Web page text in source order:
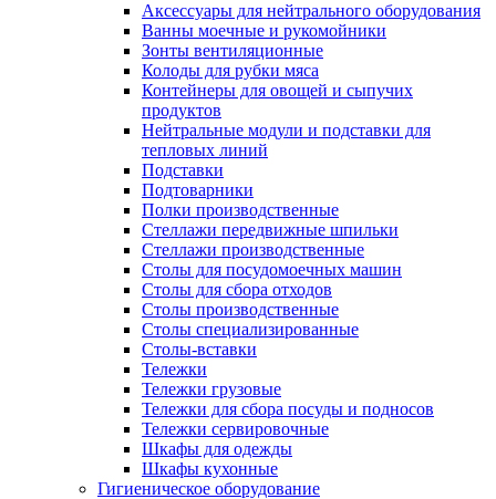
Аксессуары для нейтрального оборудования
Ванны моечные и рукомойники
Зонты вентиляционные
Колоды для рубки мяса
Контейнеры для овощей и сыпучих
продуктов
Нейтральные модули и подставки для
тепловых линий
Подставки
Подтоварники
Полки производственные
Стеллажи передвижные шпильки
Стеллажи производственные
Столы для посудомоечных машин
Столы для сбора отходов
Столы производственные
Столы специализированные
Столы-вставки
Тележки
Тележки грузовые
Тележки для сбора посуды и подносов
Тележки сервировочные
Шкафы для одежды
Шкафы кухонные
Гигиеническое оборудование